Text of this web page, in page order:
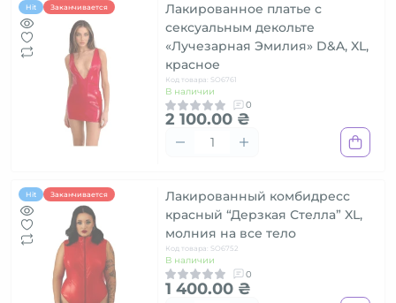
Hit Заканчивается
Лакированное платье с
сексуальным декольте
«Лучезарная Эмилия» D&A, XL,
красное
Код товара: SO6761
В наличии
0
2 100.00 ₴
Hit Заканчивается
Лакированный комбидресс
красный “Дерзкая Стелла” XL,
молния на все тело
Код товара: SO6752
В наличии
0
1 400.00 ₴